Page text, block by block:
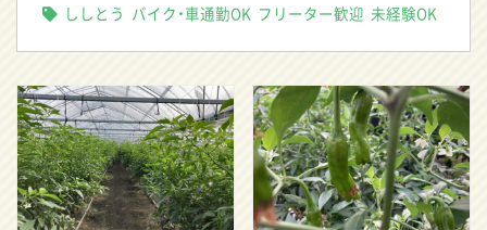
ししとう バイク・車通勤OK フリーター歓迎 未経験OK